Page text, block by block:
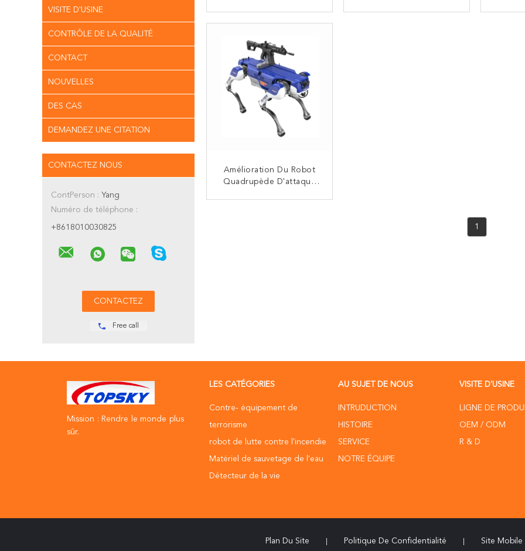
VISITE D'USINE
CONTRÔLE DE LA QUALITÉ
CONTACT
NOUVELLES
DES CAS
DEMANDEZ UNE CITATION
CONTACTEZ NOUS
ContPerson : Yang
Numéro de téléphone :
+8618010030825
Free call
CONTACTEZ
Amélioration Du Robot
Quadrupède D'attaque
1
Mission : Rendre le monde plus
sûr.
LES CATÉGORIES
Contre- équipement de
terrorisme
robot de lutte contre l'incendie
Matériel de sauvetage de l'eau
Détecteur de la vie
AU SUJET DE NOUS
INTRUDUCTION
HISTOIRE
SERVICE
NOTRE ÉQUIPE
VISITE D'USINE
LIGNE DE
OEM / ODM
R & D
Plan Du Site Politique De Confidentialité Site Mobile